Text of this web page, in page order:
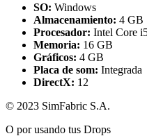
SO: Windows
Almacenamiento: 4 GB
Procesador: Intel Core
Memoria: 16 GB
Gráficos: 4 GB
Placa de som: Integrada
DirectX: 12
© 2023 SimFabric S.A.
O porusando tus Drops